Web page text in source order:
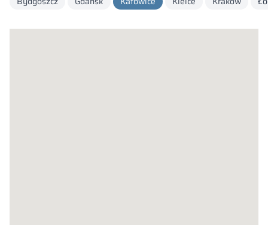
metallskåp
Rumsavdelare
Altus
L-formade skåp